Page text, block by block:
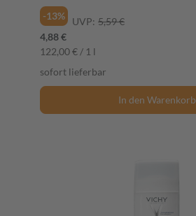
-13%
UVP: 5,59 €
4,88 €
122,00 € / 1 l
sofort lieferbar
In den Warenkorb